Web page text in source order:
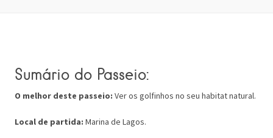
Sumário do Passeio:
O melhor deste passeio: Ver os golfinhos no seu habitat natural.
Local de partida: Marina de Lagos.